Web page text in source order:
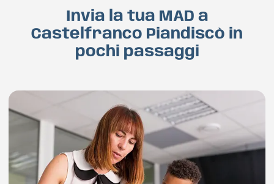
Invia la tua MAD a
Castelfranco Piandiscò in
pochi passaggi